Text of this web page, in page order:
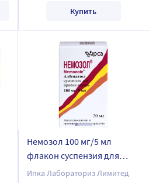
Купить
Немозол 100 мг/5 мл
флакон суспензия для
приема внутрь 20 мл
Ипка Лабораториз Лимитед